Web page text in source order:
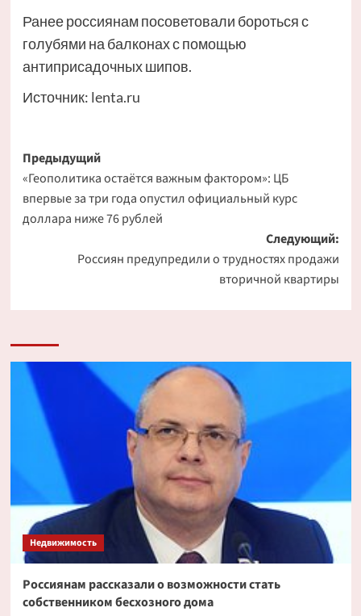
Ранее россиянам посоветовали бороться с
голубями на балконах с помощью
антиприсадочных шипов.
Источник: lenta.ru
Навигация
записи
Предыдущий
«Геополитика остаётся важным фактором»: ЦБ
впервые за три года опустил официальный курс
доллара ниже 76 рублей
Следующий:
Россиян предупредили о трудностях продажи
вторичной квартиры
Недвижимость
Россиянам рассказали о возможности стать
собственником бесхозного дома